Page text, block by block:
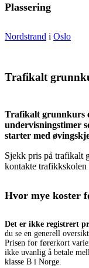
Plassering
Nordstrand i Oslo
Trafikalt
Trafikalt grunnkurs
undervisningstimer
starter med
Sjekk pris på trafikalt
kontakte trafikkskolen
Hvor mye koster
Det er ikke registrert
du se en generell
Prisen for førerkort
ikke uvanlig å betale
klasse B i Norge.